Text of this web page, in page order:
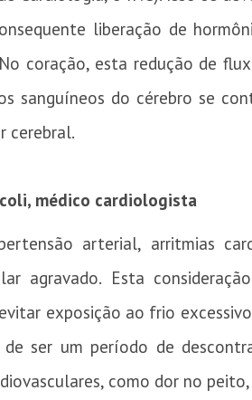
liberação de
coração, esta redução de
sanguíneos do cérebro se
cerebral.
médico cardiologista
arterial, arritmias
agravado. Esta
exposição ao frio
ser um período de
como dor no